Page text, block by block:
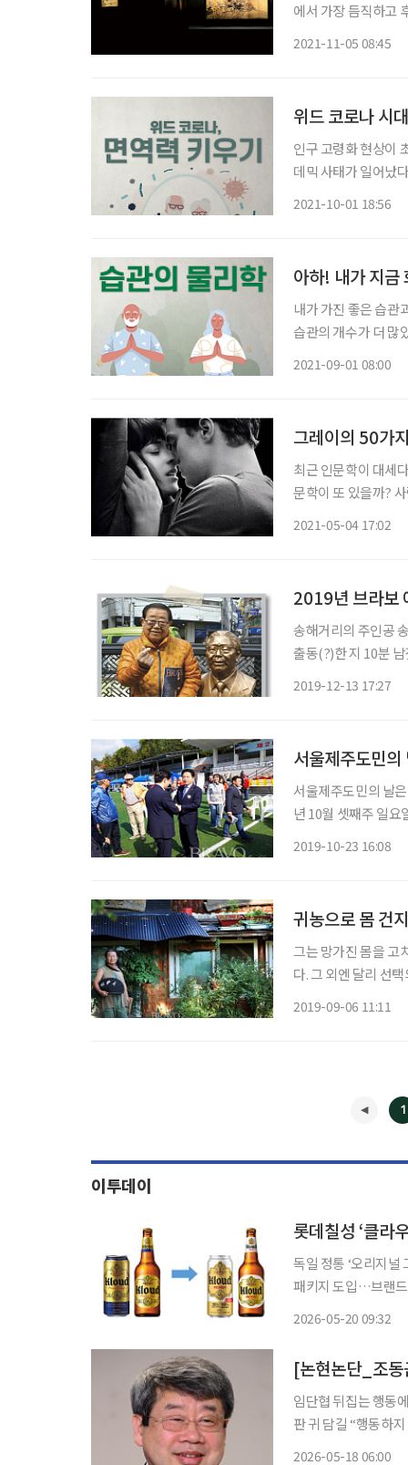
에서 가장 듬직하고
2021-11-05 08:45
위드 코로나 시
인구 고령화 현상이
데믹 사태가 일어났다. 코로나19는 전 세계적으로 전파되어 이미 2억3000만 명이
2021-10-01 18:56
아하! 내가 지금
내가 가진 좋은 습관
습관의 개수가 더 많
2021-09-01 08:00
그레이의 50가
최근 인문학이 대세
문학이 또 있을까?
2021-05-04 17:02
2019년 브라보
송해거리의 주인공
출동(?)한 지 10분
2019-12-13 17:27
서울제주도민의
서울제주도민의 날
년 10월 셋째주 일요
2019-10-23 16:08
귀농으로 몸 건
그는 망가진 몸을 고
다. 그 외엔 달리 선
2019-09-06 11:11
1
이투데이
롯데칠성 ‘클라
독일 정통 ‘오리지널
패키지 도입…브랜드 시인성 및 헤리티
2026-05-20 09:32
[논현논단_조동
임단협 뒤집는 행동
판 귀 담길 “행동하지 않으면 바뀌지 않는다. 총파업으로 우리의 가치를 증명하자”는 삼성전
2026-05-18 06:00